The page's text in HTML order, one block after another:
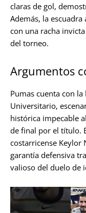
claras de gol,
Además, la
con una racha
del torneo.
Argumentos
Pumas cuenta con
Universitario,
histórica impecable
de final por el título.
costarricense Keylor
garantía defensiva
valioso del duelo de